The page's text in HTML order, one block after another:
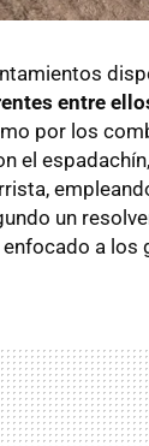
entre
por los
el
un
a los